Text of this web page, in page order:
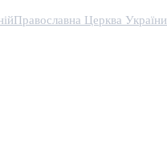
Православна Церква України